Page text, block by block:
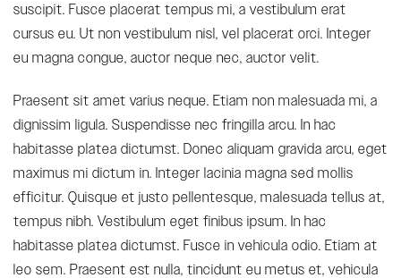
suscipit. Fusce placerat tempus mi, a vestibulum erat
cursus eu. Ut non vestibulum nisl, vel placerat orci. Integer
eu magna congue, auctor neque nec, auctor velit.
Praesent sit amet varius neque. Etiam non malesuada mi, a
dignissim ligula. Suspendisse nec fringilla arcu. In hac
habitasse platea dictumst. Donec aliquam gravida arcu, eget
maximus mi dictum in. Integer lacinia magna sed mollis
efficitur. Quisque et justo pellentesque, malesuada tellus at,
tempus nibh. Vestibulum eget finibus ipsum. In hac
habitasse platea dictumst. Fusce in vehicula odio. Etiam at
leo sem. Praesent est nulla, tincidunt eu metus et, vehicula